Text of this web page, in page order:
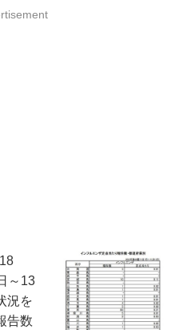
～13
況を
告数